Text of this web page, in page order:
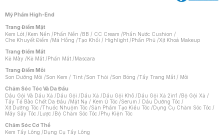
Mỹ Phẩm High-End
Trang Điểm Mặt
Kem Lót /Kem Nền /Phấn Nền /BB / CC Cream /Phấn Nước Cushion /
Che Khuyết Điểm /Má Hồng /Tạo Khối / Highlight /Phấn Phủ /Xịt Khoá Makeup
Trang Điểm Mắt
Kẻ Mày /Kẻ Mắt /Phấn Mắt /Mascara
Trang Điểm Môi
Son Dưỡng Môi /Son Kem / Tint /Son Thỏi /Son Bóng /Tẩy Trang Mắt / Môi
Chăm Sóc Tóc Và Da Đầu
Dầu Gội Và Dầu Xả /Dầu Gội /Dầu Xả /Dầu Gội Khô /Dầu Gội Xả 2in1 /Bộ Gội Xả /
Tẩy Tế Bào Chết Da Đầu /Mặt Nạ / Kem Ủ Tóc /Serum / Dầu Dưỡng Tóc /
Xịt Dưỡng Tóc /Thuốc Nhuộm Tóc /Sản Phẩm Tạo Kiểu Tóc /Dụng Cụ Chăm Sóc Tóc /
Máy Sấy Tóc /Lược /Bộ Chăm Sóc Tóc /Phụ Kiện Tóc
Chăm Sóc Cơ Thể
Kem Tẩy Lông /Dụng Cụ Tẩy Lông